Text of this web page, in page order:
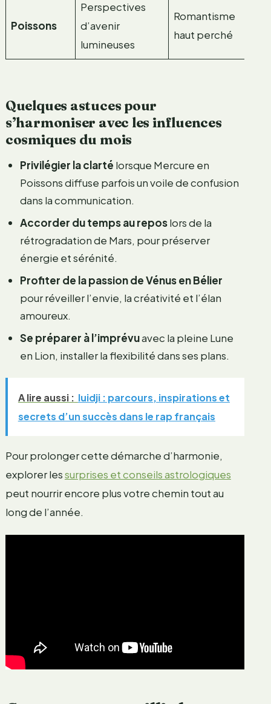
Poissons
Perspectives
d’avenir
lumineuses
Romantisme
haut perché
Quelques astuces pour
s’harmoniser avec les influences
cosmiques du mois
Privilégier la clarté lorsque Mercure en
Poissons diffuse parfois un voile de confusion
dans la communication.
Accorder du temps au reposlors de la
rétrogradation de Mars, pour préserver
énergie et sérénité.
Profiter de la passion de Vénus en Bélier
pour réveiller l’envie, la créativité et l’élan
amoureux.
Se préparer à l’imprévuavec la pleine Lune
en Lion, installer la flexibilité dans ses plans.
A lire aussi : luidji : parcours, inspirations et
secrets d’un succès dans le rap français
Pour prolonger cette démarche d’harmonie,
explorer lessurprises et conseils astrologiques
peut nourrir encore plus votre chemin tout au
long de l’année.